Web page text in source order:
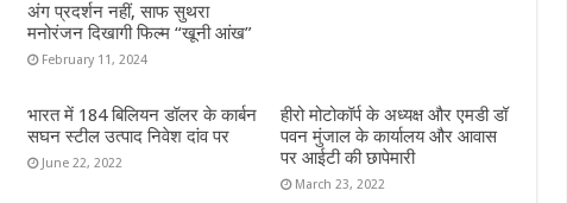
अंग प्रदर्शन नहीं, साफ सुथरा
मनोरंजन दिखागी फिल्म “खूनी आंख”
February 11, 2024
भारत में 184 बिलियन डॉलर के कार्बन
सघन स्टील उत्पाद निवेश दांव पर
June 22, 2022
हीरो मोटोकॉर्प के अध्यक्ष और एमडी डॉ
पवन मुंजाल के कार्यालय और आवास
पर आईटी की छापेमारी
March 23, 2022